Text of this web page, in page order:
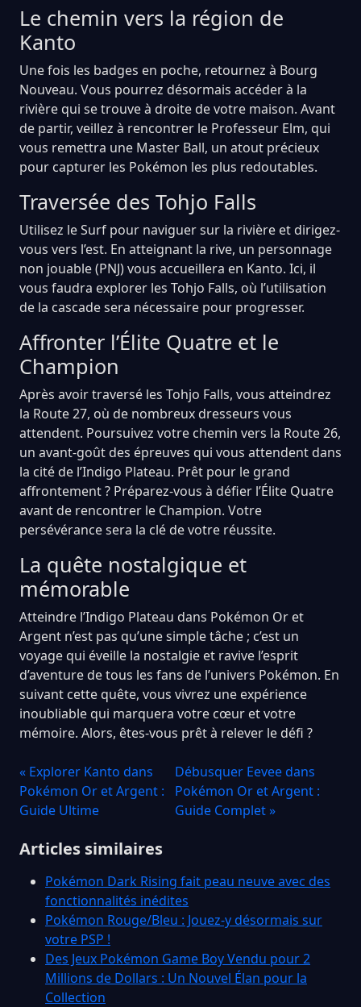
Le chemin vers la région de
Kanto
Une fois les badges en poche, retournez à Bourg
Nouveau. Vous pourrez désormais accéder à la
rivière qui se trouve à droite de votre maison. Avant
de partir, veillez à rencontrer le Professeur Elm, qui
vous remettra une Master Ball, un atout précieux
pour capturer les Pokémon les plus redoutables.
Traversée des Tohjo Falls
Utilisez le Surf pour naviguer sur la rivière et dirigez-
vous vers l’est. En atteignant la rive, un personnage
non jouable (PNJ) vous accueillera en Kanto. Ici, il
vous faudra explorer les Tohjo Falls, où l’utilisation
de la cascade sera nécessaire pour progresser.
Affronter l’Élite Quatre et le
Champion
Après avoir traversé les Tohjo Falls, vous atteindrez
la Route 27, où de nombreux dresseurs vous
attendent. Poursuivez votre chemin vers la Route 26,
un avant-goût des épreuves qui vous attendent dans
la cité de l’Indigo Plateau. Prêt pour le grand
affrontement ? Préparez-vous à défier l’Élite Quatre
avant de rencontrer le Champion. Votre
persévérance sera la clé de votre réussite.
La quête nostalgique et
mémorable
Atteindre l’Indigo Plateau dans Pokémon Or et
Argent n’est pas qu’une simple tâche ; c’est un
voyage qui éveille la nostalgie et ravive l’esprit
d’aventure de tous les fans de l’univers Pokémon. En
suivant cette quête, vous vivrez une expérience
inoubliable qui marquera votre cœur et votre
mémoire. Alors, êtes-vous prêt à relever le défi ?
« Explorer Kanto dans
Pokémon Or et Argent :
Guide Ultime
Débusquer Eevee dans
Pokémon Or et Argent :
Guide Complet »
Articles similaires
Pokémon Dark Rising fait peau neuve avec des
fonctionnalités inédites
Pokémon Rouge/Bleu : Jouez-y désormais sur
votre PSP !
Des Jeux Pokémon Game Boy Vendu pour 2
Millions de Dollars : Un Nouvel Élan pour la
Collection